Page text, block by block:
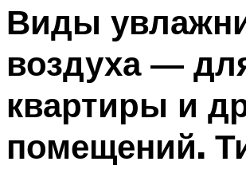
Виды
воздуха —
квартиры и
помещений.